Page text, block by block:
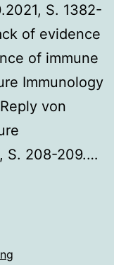
S. 1382-
of evidence
of immune
Immunology
von
S. 208-209.…